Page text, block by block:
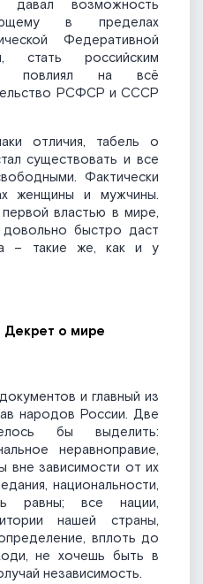
давал возможность
в пределах
Федеративной
стать российским
повлиял на всё
РСФСР и СССР
отличия, табель о
существовать и все
Фактически
женщины и мужчины.
властью в мире,
быстро даст
– такие же, как и у
Декрет о мире
и главный из
народов России. Две
бы выделить:
неравноправие,
вне зависимости от их
национальности,
равны; все нации,
нашей страны,
вплоть до
не хочешь быть в
независимость.